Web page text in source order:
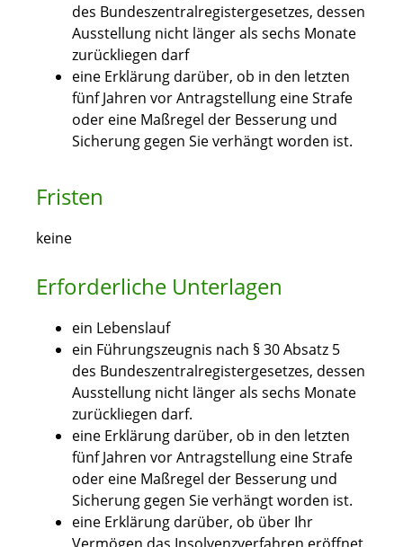
des Bundeszentralregistergesetzes, dessen
Ausstellung nicht länger als sechs Monate
zurückliegen darf
eine Erklärung darüber, ob in den letzten
fünf Jahren vor Antragstellung eine Strafe
oder eine Maßregel der Besserung und
Sicherung gegen Sie verhängt worden ist.
Fristen
keine
Erforderliche Unterlagen
ein Lebenslauf
ein Führungszeugnis nach § 30 Absatz 5
des Bundeszentralregistergesetzes, dessen
Ausstellung nicht länger als sechs Monate
zurückliegen darf.
eine Erklärung darüber, ob in den letzten
fünf Jahren vor Antragstellung eine Strafe
oder eine Maßregel der Besserung und
Sicherung gegen Sie verhängt worden ist.
eine Erklärung darüber, ob über Ihr